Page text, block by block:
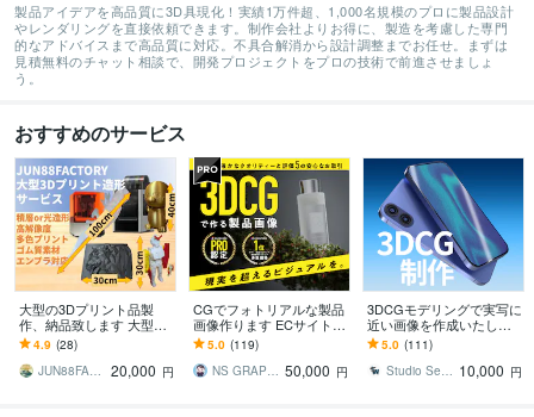
製品アイデアを高品質に3D具現化！実績1万件超、1,000名規模のプロに製品設計
やレンダリングを直接依頼できます。制作会社よりお得に、製造を考慮した専門
的なアドバイスまで高品質に対応。不具合解消から設計調整までお任せ。まずは
見積無料のチャット相談で、開発プロジェクトをプロの技術で前進させましょ
う。
おすすめのサービス
大型の3Dプリント品製
作、納品致します 大型の
フィギュアや、模型、建
築模型など製作、納品致
します！
4.9 (28)
JUN88FACTORY
20,000 円
CGでフォトリアルな製品
画像作ります ECサイト /
ウェブサイト /クラファン
の製品画像に。
5.0 (119)
NS GRAPHICA 50,000 円
3DCGモデリングで実写に
近い画像を作成いたしま
す プロダクトデザイン案
の提案などで高精度の画
像が必要な方へ
5.0 (111)
Studio Seventhwell 10,000 円